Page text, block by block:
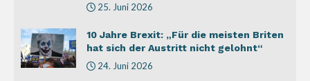
25. Juni 2026
10 Jahre Brexit: „Für die meisten Briten
hat sich der Austritt nicht gelohnt“
24. Juni 2026